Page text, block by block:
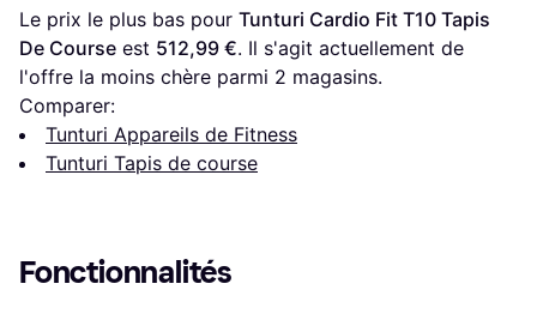
Le prix le plus bas pour Tunturi Cardio Fit T10 Tapis
De Course est 512,99 €. Il s'agit actuellement de
l'offre la moins chère parmi 2 magasins.
Comparer:
Tunturi Appareils de Fitness
Tunturi Tapis de course
Fonctionnalités